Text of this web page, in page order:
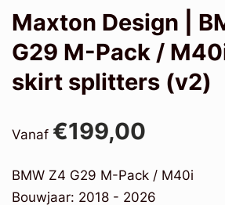
Maxton Design |
G29 M-Pack /
skirt splitters (v2)
Vanaf €199,00
BMW Z4 G29 M-Pack / M40i
Bouwjaar: 2018 - 2026